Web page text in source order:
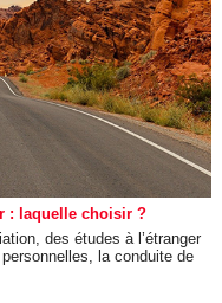
: laquelle choisir ?
des études à l’étranger
la conduite de